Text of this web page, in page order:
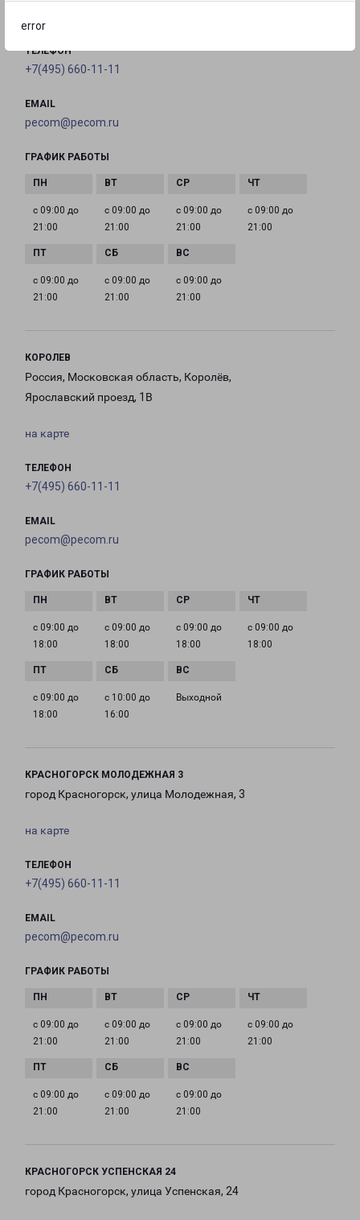
error
ТЕЛЕФОН
+7(495) 660-11-11
EMAIL
pecom@pecom.ru
ГРАФИК РАБОТЫ
с 09:00 до
21:00
с 09:00 до
21:00
с 09:00 до
21:00
с 09:00 до
21:00
с 09:00 до
21:00
с 09:00 до
21:00
с 09:00 до
21:00
КОРОЛЕВ
Россия, Московская область, Королёв,
Ярославский проезд, 1В
на карте
ТЕЛЕФОН
+7(495) 660-11-11
EMAIL
pecom@pecom.ru
ГРАФИК РАБОТЫ
с 09:00 до
18:00
с 09:00 до
18:00
с 09:00 до
18:00
с 09:00 до
18:00
с 09:00 до
18:00
с 10:00 до
16:00
Выходной
КРАСНОГОРСК МОЛОДЕЖНАЯ 3
город Красногорск, улица Молодежная, 3
на карте
ТЕЛЕФОН
+7(495) 660-11-11
EMAIL
pecom@pecom.ru
ГРАФИК РАБОТЫ
с 09:00 до
21:00
с 09:00 до
21:00
с 09:00 до
21:00
с 09:00 до
21:00
с 09:00 до
21:00
с 09:00 до
21:00
с 09:00 до
21:00
КРАСНОГОРСК УСПЕНСКАЯ 24
город Красногорск, улица Успенская, 24